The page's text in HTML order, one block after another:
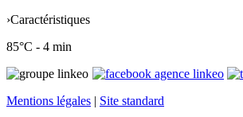
›Caractéristiques
85°C - 4 min
Mentions légales | Site standard